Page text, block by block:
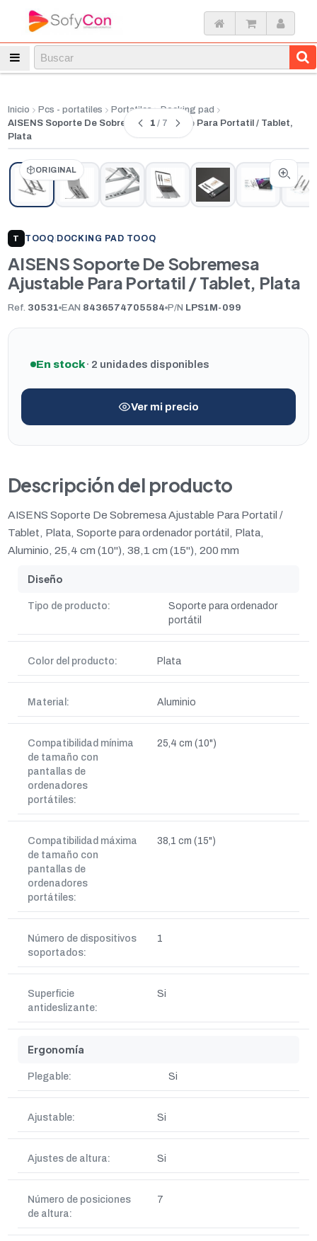
Inicio Pcs - portatiles Portatiles
Docking pad
AISENS Soporte De Sobremesa Ajustable Para Portatil / Tablet,
Plata
ORIGINAL
1 / 7
T TOOQ DOCKING PAD TOOQ
AISENS Soporte De Sobremesa
Ajustable Para Portatil / Tablet, Plata
Ref. 30531 EAN 8436574705584 P/N LPS1M-099
En stock· 2 unidades disponibles
Ver mi precio
Descripción del producto
AISENS Soporte De Sobremesa Ajustable Para Portatil /
Tablet, Plata, Soporte para ordenador portátil, Plata,
Aluminio, 25,4 cm (10"), 38,1 cm (15"), 200 mm
Diseño
Tipo de producto:
Soporte para ordenador
portátil
Color del producto: Plata
Material: Aluminio
Compatibilidad mínima
de tamaño con
pantallas de
ordenadores
portátiles:
25,4 cm (10")
Compatibilidad máxima
de tamaño con
pantallas de
ordenadores
portátiles:
38,1 cm (15")
Número de dispositivos
soportados:
1
Superficie
antideslizante:
Si
Ergonomía
Plegable: Si
Ajustable: Si
Ajustes de altura: Si
Número de posiciones
de altura:
7